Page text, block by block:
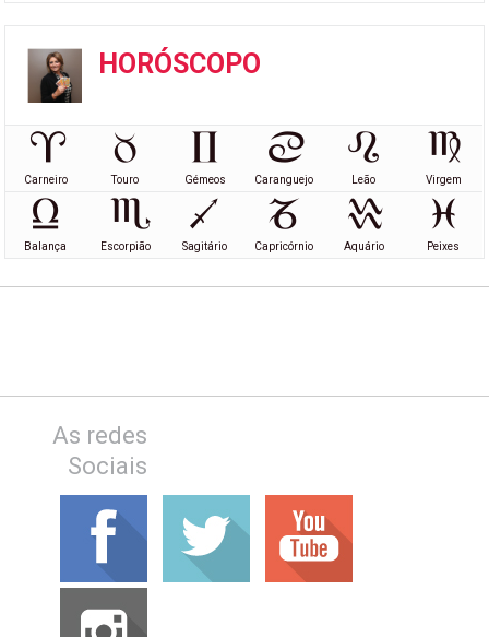
HORÓSCOPO
Carneiro Touro Gémeos Caranguejo Leão Virgem
Balança Escorpião Sagitário Capricórnio Aquário Peixes
As redes
Sociais